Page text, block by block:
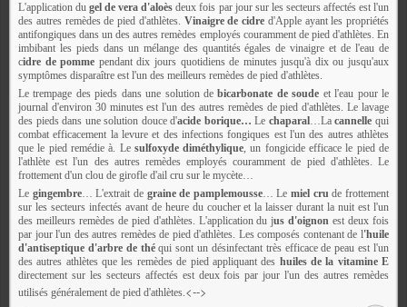
L'application dugel de vera d'aloès deux fois par jour sur les secteurs affectés est l'un
des autres remèdes de pied d'athlètes. Vinaigre de cidre d'Apple ayant les propriétés
antifongiques dans un des autres remèdes employés couramment de pied d'athlètes. En
imbibant les pieds dans un mélange des quantités égales de vinaigre et de l'eau de
cidre de pomme pendant dix jours quotidiens de minutes jusqu'à dix ou jusqu'aux
symptômes disparaître est l'un des meilleurs remèdes de pied d'athlètes.
Le trempage des pieds dans une solution debicarbonate de soude et l'eau pour le
journal d'environ 30 minutes est l'un des autres remèdes de pied d'athlètes. Le lavage
des pieds dans une solution douce d'acide borique… Le chaparal…Lacannelle qui
combat efficacement la levure et des infections fongiques est l'un des autres athlètes
que le pied remédie à. Le sulfoxyde diméthylique, un fongicide efficace le pied de
l'athlète est l'un des autres remèdes employés couramment de pied d'athlètes. Le
frottement d'un clou de girofle d'ail cru sur le mycète…
Le gingembre… L'extrait de graine de pamplemousse… Lemiel crude frottement
sur les secteurs infectés avant de heure du coucher et la laisser durant la nuit est l'un
des meilleurs remèdes de pied d'athlètes. L'application du jus d'oignon est deux fois
par jour l'un des autres remèdes de pied d'athlètes. Les composés contenant de l'huile
d'antiseptique d'arbre de théqui sont un désinfectant très efficace de peau est l'un
des autres athlètes que les remèdes de pied appliquant des huiles de la vitamine E
directement sur les secteurs affectés est deux fois par jour l'un des autres remèdes
utilisés généralement de pied d'athlètes.<-->